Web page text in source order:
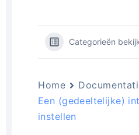
Categorieën
Home
Een (gedeeltelijke)
instellen